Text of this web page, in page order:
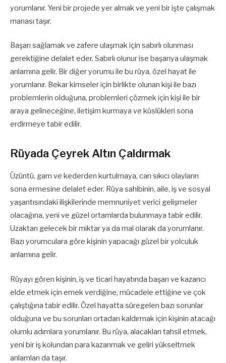
yorumlanır. Yeni bir projede yer almak ve yeni bir işte çalışmak
manası taşır.
Başarı sağlamak ve zafere ulaşmak için sabırlı olunması
gerektiğine delalet eder. Sabırlı olunur ise başarıya ulaşmak
anlamına gelir. Bir diğer yorumu ile bu rüya, özel hayat ile
yorumlanır. Bekar kimseler için birlikte olunan kişi ile bazı
problemlerin olduğuna, problemleri çözmek için kişi ile bir
araya gelineceğine, iletişim kurmaya ve küslükleri sona
erdirmeye tabir edilir.
Rüyada Çeyrek Altın Çaldırmak
Üzüntü, gam ve kederden kurtulmaya, can sıkıcı olayların
sona ermesine delalet eder. Rüya sahibinin, aile, iş ve sosyal
yaşantısındaki ilişkilerinde memnuniyet verici gelişmeler
olacağına, yeni ve güzel ortamlarda bulunmaya tabir edilir.
Uzaktan gelecek bir miktar ya da mal olarak da yorumlanır.
Bazı yorumculara göre kişinin yapacağı güzel bir yolculuk
anlamına gelir.
Rüyayı gören kişinin, iş ve ticari hayatında başarı ve kazancı
elde etmek için emek verdiğine, mücadele ettiğine ve çok
çalıştığına tabir edilir. Özel hayatta süregelen bazı sorunlar
olduğuna ve bu sorunları ortadan kaldırmak için kişinin atacağı
olumlu adımlara yorumlanır. Bu rüya, alacakları tahsil etmek,
yeni bir iş kolundan para kazanmak ve geliri yükseltmek
anlamları da taşır.